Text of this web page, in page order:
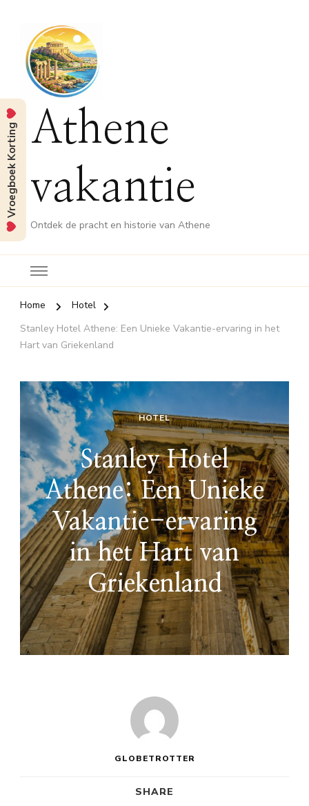
Athene
vakantie
Ontdek de pracht en historie van Athene
Home
Hotel
Stanley Hotel Athene: Een Unieke Vakantie-ervaring in het
Hart van Griekenland
HOTEL
Stanley Hotel
Athene: Een Unieke
Vakantie-ervaring
in het Hart van
Griekenland
GLOBETROTTER
SHARE
Vroegboek Korting